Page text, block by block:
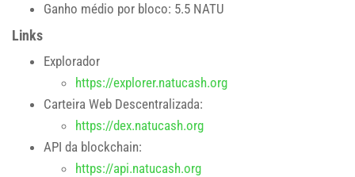
Ganho médio por bloco: 5.5 NATU
Links
Explorador
https://explorer.natucash.org
Carteira Web Descentralizada:
https://dex.natucash.org
API da blockchain:
https://api.natucash.org